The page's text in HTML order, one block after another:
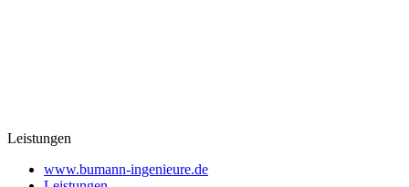
Leistungen
www.bumann-ingenieure.de